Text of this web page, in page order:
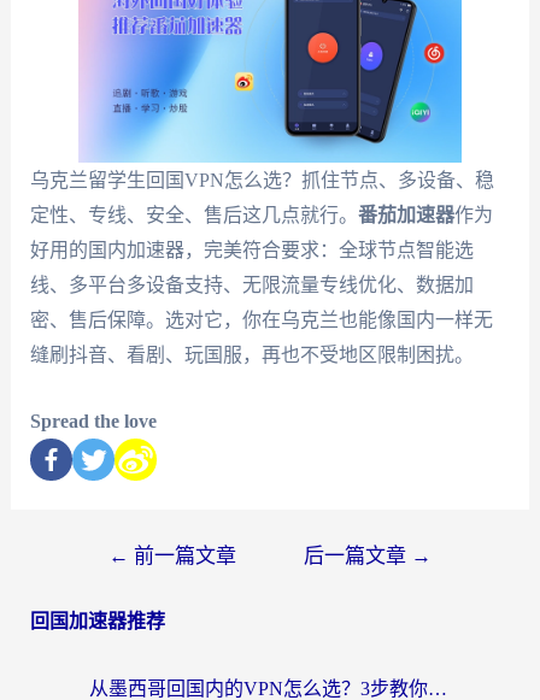
乌克兰留学生回国VPN怎么选？抓住节点、多设备、稳
定性、专线、安全、售后这几点就行。 番茄加速器作为
好用的国内加速器，完美符合要求：全球节点智能选
线、多平台多设备支持、无限流量专线优化、数据加
密、售后保障。选对它，你在乌克兰也能像国内一样无
缝刷抖音、看剧、玩国服，再也不受地区限制困扰。
Spread the love
← 前一篇文章 后一篇文章 →
回国加速器推荐
从墨西哥回国内的VPN怎么选？3步教你无缝刷剧、玩国服游戏